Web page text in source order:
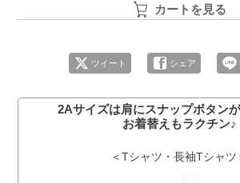
カートを見る
ツイート シェア
2Aサイズは肩にスナップボタンが
お着替えもラクチン♪
＜Tシャツ・長袖Tシャツ